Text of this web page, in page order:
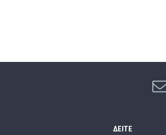
ΔΕΊΤΕ